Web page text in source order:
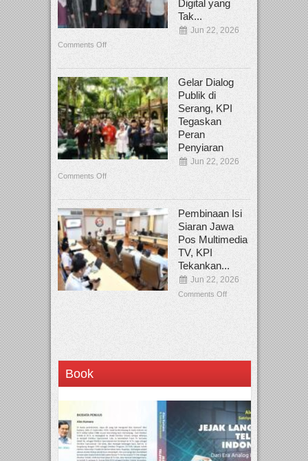
Digital yang
Tak...
Jun 22, 2026
Comments Off
Gelar Dialog
Publik di
Serang, KPI
Tegaskan
Peran
Penyiaran
Jun 22, 2026
Comments Off
Pembinaan Isi
Siaran Jawa
Pos Multimedia
TV, KPI
Tekankan...
Jun 22, 2026
Comments Off
Book